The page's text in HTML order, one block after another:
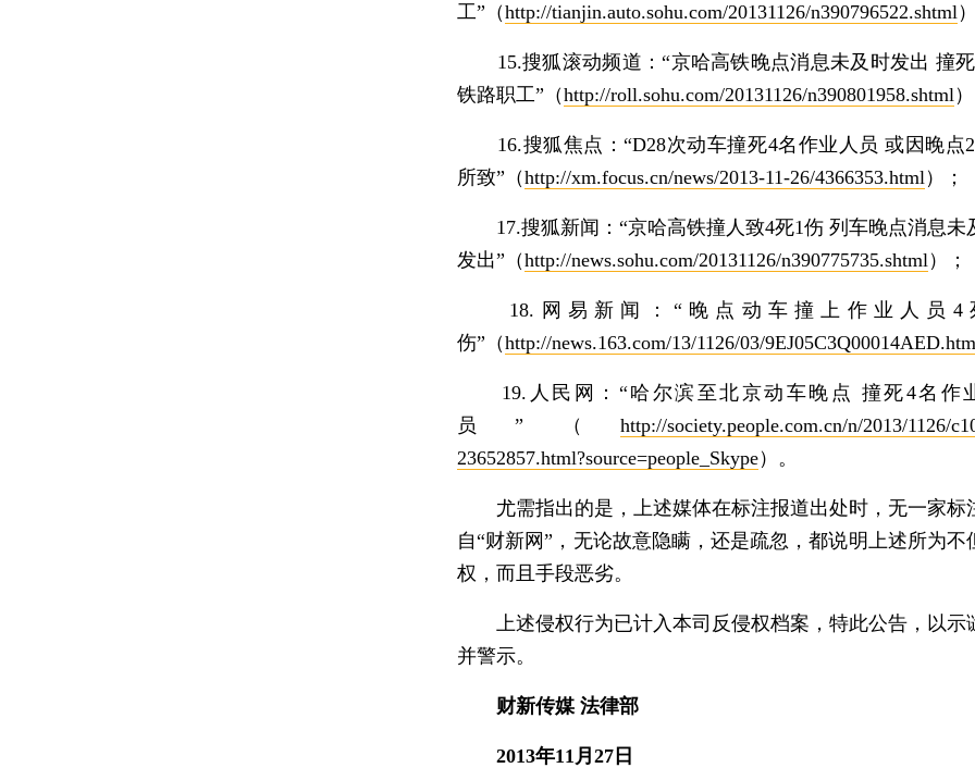
工”（http://tianjin.auto.sohu.com/20131126/n390796522.shtml
15.搜狐滚动频道：“京哈高铁晚点消息未及时发出 撞死
铁路职工”（http://roll.sohu.com/20131126/n390801958.shtml）
16.搜狐焦点：“D28次动车撞死4名作业人员 或因晚点
所致”（http://xm.focus.cn/news/2013-11-26/4366353.html）；
17.搜狐新闻：“京哈高铁撞人致4死1伤 列车晚点消息未
发出”（http://news.sohu.com/20131126/n390775735.shtml）；
18.网易新闻：“晚点动车撞上作业人员4
伤”（http://news.163.com/13/1126/03/
19.人民网：“哈尔滨至北京动车晚点 撞死4名作
员”（ http://society.people.com.cn/n/2013/1126/
23652857.html?source=people_Skype）。
尤需指出的是，上述媒体在标注报道出处时，无一家标
自“财新网”，无论故意隐瞒，还是疏忽，都说明上述所为不
权，而且手段恶劣。
上述侵权行为已计入本司反侵权档案，特此公告，以示
并警示。
财新传媒 法律部
2013年11月27日